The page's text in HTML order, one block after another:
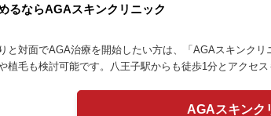
るならAGAスキンクリニック
と対面でAGA治療を開始したい方は、「AGAスキンク
植毛も検討可能です。八王子駅からも徒歩1分とアクセス
AGAスキンク